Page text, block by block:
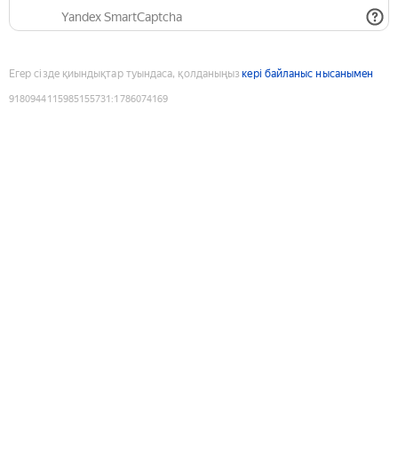
Yandex SmartCaptcha
Егер сізде қиындықтар туындаса, қолданыңыз кері байланыс нысанымен
9180944115985155731 :1786074169